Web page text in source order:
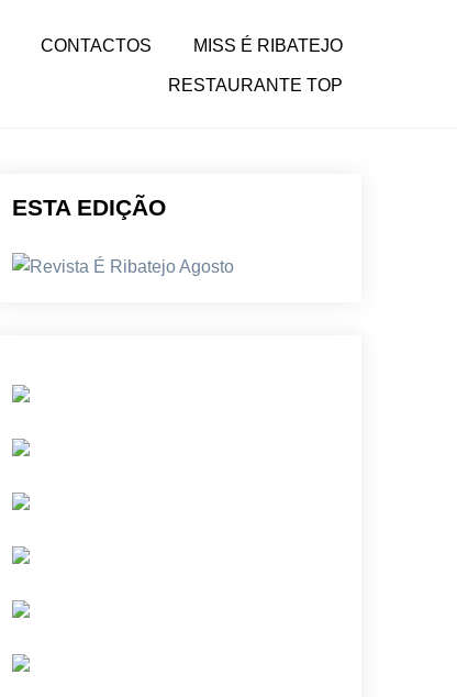
CONTACTOS MISS É RIBATEJO
RESTAURANTE TOP
ESTA EDIÇÃO